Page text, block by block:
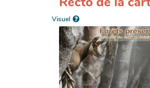
Visuel